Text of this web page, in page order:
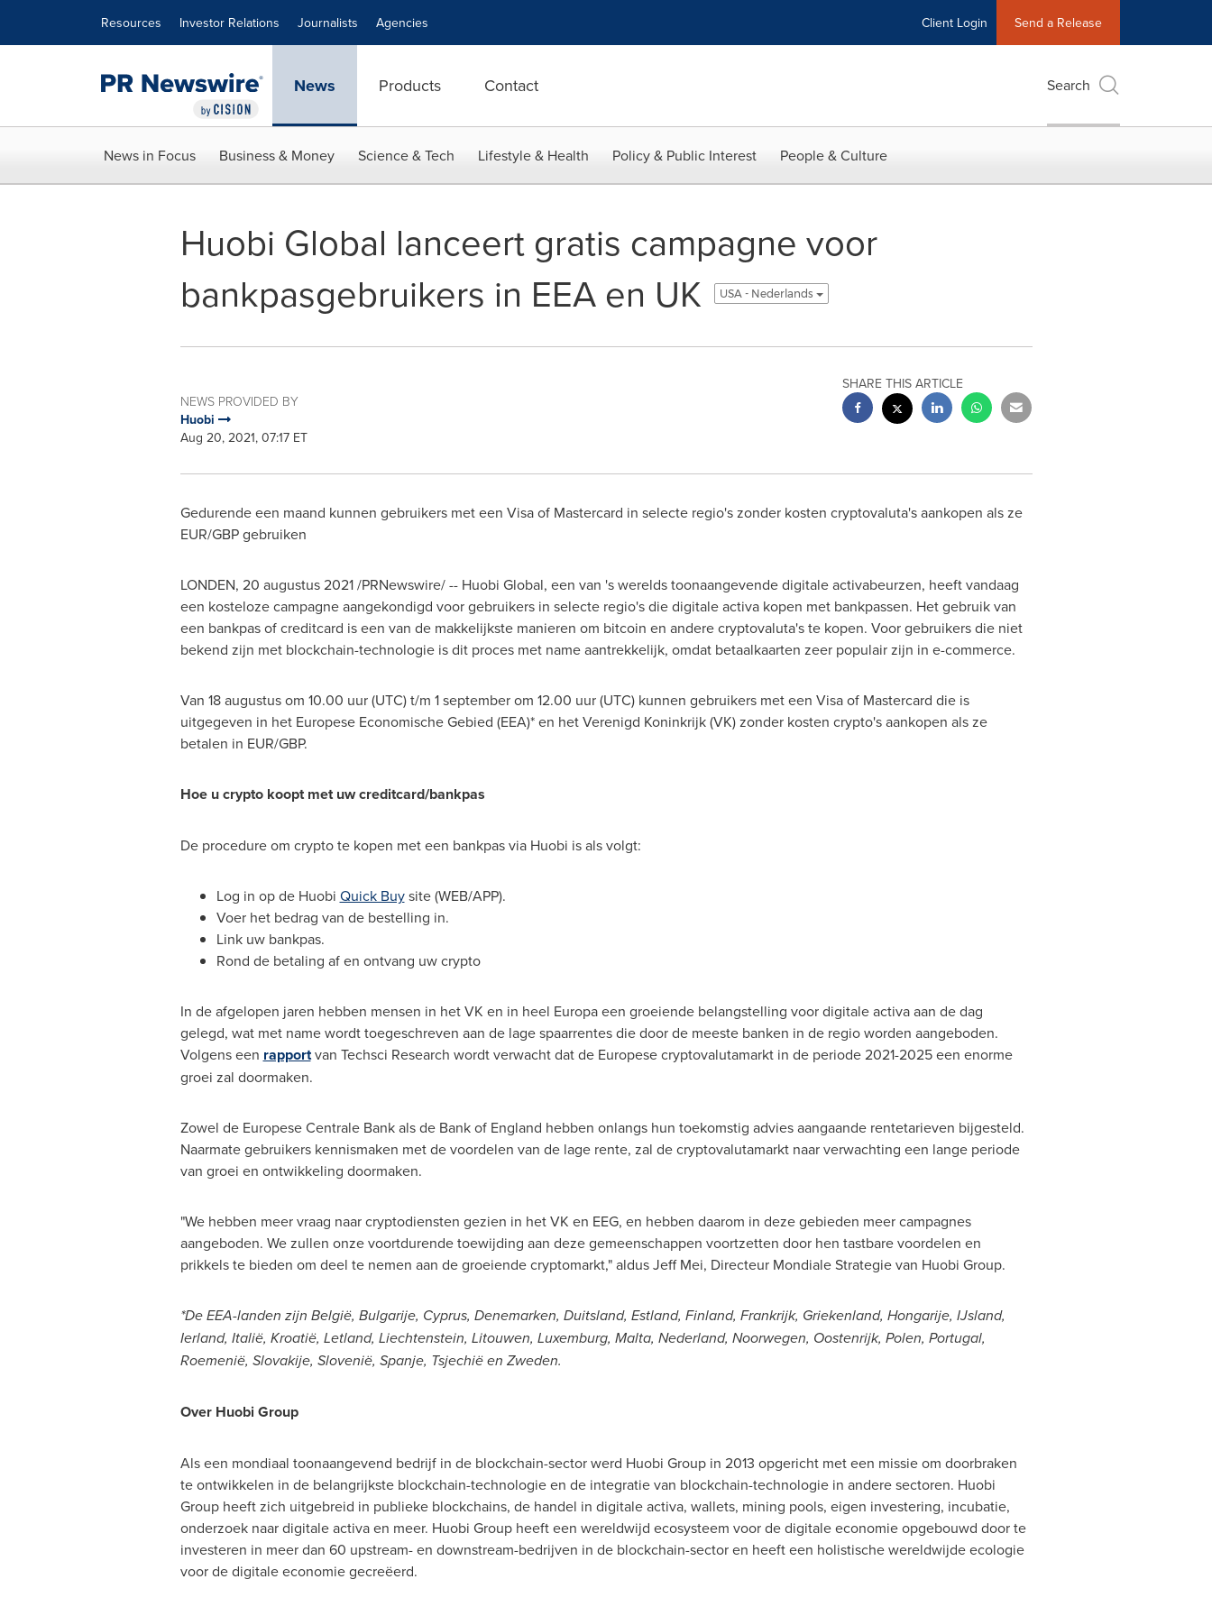
Resources Investor Relations Journalists Agencies Client Login Send a Release
News Products Contact Search
News in Focus Business & Money Science & Tech Lifestyle & Health Policy & Public Interest People & Culture
Huobi Global lanceert gratis campagne voor
bankpasgebruikers in EEA en UK
USA - Nederlands
NEWS PROVIDED BY
Huobi
Aug 20, 2021, 07:17 ET
SHARE THIS ARTICLE
Gedurende een maand kunnen gebruikers met een Visa of Mastercard in selecte regio's zonder kosten cryptovaluta's aankopen als ze
EUR/GBP gebruiken
LONDEN, 20 augustus 2021/PRNewswire/ -- Huobi Global, een van 's werelds toonaangevende digitale activabeurzen, heeft vandaag
een kosteloze campagne aangekondigd voor gebruikers in selecte regio's die digitale activa kopen met bankpassen. Het gebruik van
een bankpas of creditcard is een van de makkelijkste manieren om bitcoin en andere cryptovaluta's te kopen. Voor gebruikers die niet
bekend zijn met blockchain-technologie is dit proces met name aantrekkelijk, omdat betaalkaarten zeer populair zijn in e-commerce.
Van 18 augustus om 10.00 uur (UTC) t/m 1 september om 12.00 uur (UTC) kunnen gebruikers met een Visa of Mastercard die is
uitgegeven in het Europese Economische Gebied (EEA)* en het Verenigd Koninkrijk (VK) zonder kosten crypto's aankopen als ze
betalen in EUR/GBP.
Hoe u crypto koopt met uw creditcard/bankpas
De procedure om crypto te kopen met een bankpas via Huobi is als volgt:
Log in op de Huobi Quick Buysite (WEB/APP).
Voer het bedrag van de bestelling in.
Link uw bankpas.
Rond debetaling af en ontvang uw crypto
In de afgelopen jaren hebben mensen in het VK en in heel Europa een groeiende belangstelling voor digitale activa aan de dag
gelegd, wat met name wordt toegeschreven aan de lage spaarrentes die door de meeste banken in de regio worden aangeboden.
Volgens een rapportvan Techsci Research wordt verwacht dat de Europese cryptovalutamarkt in de periode 2021-2025 een enorme
groei zal doormaken.
Zowel de Europese Centrale Bank als de Bank of England hebben onlangs hun toekomstig advies aangaande rentetarieven bijgesteld.
Naarmate gebruikers kennismaken met de voordelen van de lage rente, zal de cryptovalutamarkt naar verwachting een lange periode
van groei en ontwikkeling doormaken.
"We hebben meer vraag naar cryptodiensten gezien in het VK en EEG, en hebben daarom in deze gebieden meer campagnes
aangeboden. We zullen onze voortdurende toewijding aan deze gemeenschappen voortzetten door hen tastbare voordelen en
prikkels te bieden om deel te nemen aan de groeiende cryptomarkt," aldusJeff Mei, Directeur Mondiale Strategie van Huobi Group.
*De EEA-landen zijn België, Bulgarije, Cyprus, Denemarken, Duitsland, Estland, Finland, Frankrijk, Griekenland, Hongarije, IJsland,
Ierland, Italië, Kroatië, Letland, Liechtenstein, Litouwen, Luxemburg, Malta, Nederland, Noorwegen, Oostenrijk, Polen, Portugal,
Roemenië, Slovakije, Slovenië, Spanje, Tsjechië en Zweden.
Over Huobi Group
Als een mondiaal toonaangevend bedrijf in de blockchain-sector werd Huobi Group in 2013 opgericht met een missie om doorbraken
te ontwikkelen in de belangrijkste blockchain-technologie en de integratie van blockchain-technologie in andere sectoren. Huobi
Group heeft zich uitgebreid in publieke blockchains, de handel in digitale activa, wallets, mining pools, eigen investering, incubatie,
onderzoek naar digitale activa en meer. Huobi Group heeft een wereldwijd ecosysteem voor de digitale economie opgebouwd door te
investeren in meer dan 60 upstream- en downstream-bedrijven in de blockchain-sector en heeft een holistische wereldwijde ecologie
voor de digitale economie gecreëerd.